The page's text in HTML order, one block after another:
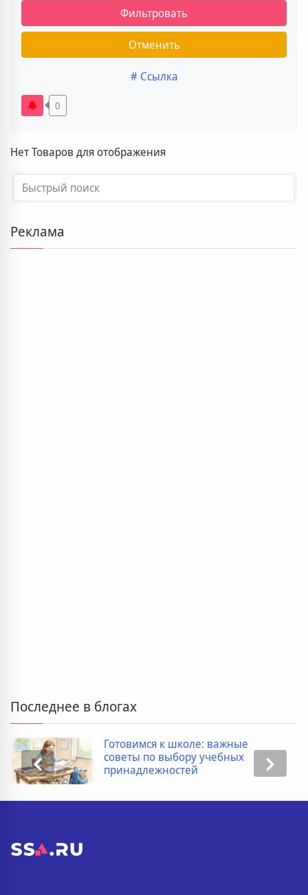
Фильтровать
Отменить
# Ссылка
0
Нет Товаров для отображения
Реклама
Последнее в блогах
Готовимся к школе: важные
советы по выбору учебных
принадлежностей